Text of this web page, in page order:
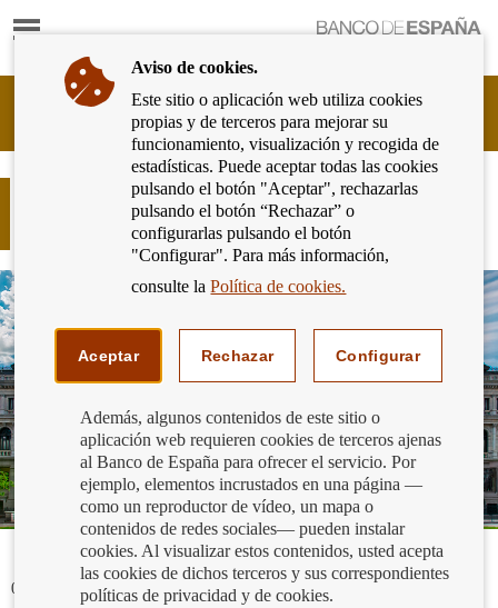
Mostrar
Ir
página
de
inicio
del
Banco
de
España
Cliente
Bancario
Banco
España
Eurosistema,
El Portal del Cliente Bancario supera
los 12 millones de visitas anuales
01/02/2024
Aviso de cookies.
Este sitio o aplicación web utiliza cookies
propias y de terceros para mejorar su
funcionamiento, visualización y recogida de
estadísticas. Puede aceptar todas las cookies
pulsando el botón "Aceptar", rechazarlas
pulsando el botón “Rechazar” o
configurarlas pulsando el botón
"Configurar". Para más información,
consulte laPolítica de cookies.
Aceptar Rechazar Configurar
Además, algunos contenidos de este sitio o
aplicación web requieren cookies de terceros ajenas
al Banco de España para ofrecer el servicio. Por
ejemplo, elementos incrustados en una página —
como un reproductor de vídeo, un mapa o
contenidos de redes sociales— pueden instalar
cookies. Al visualizar estos contenidos, usted acepta
las cookies de dichos terceros y sus correspondientes
políticas de privacidad y de cookies.